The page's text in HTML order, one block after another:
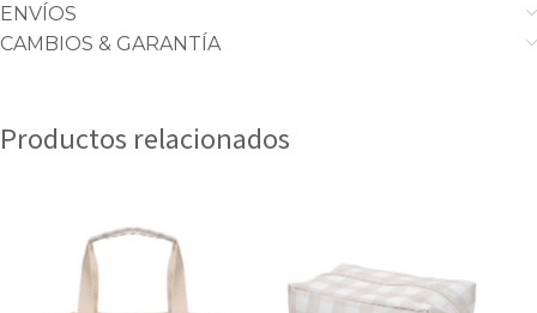
ENVÍOS
CAMBIOS & GARANTÍA
Productos relacionados